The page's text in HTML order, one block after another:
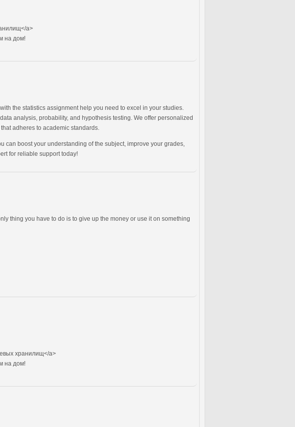
a>
на дом!
the statistics assignment help you need to excel in your studies.
analysis, probability, and hypothesis testing. We offer personalized
adheres to academic standards.
can boost your understanding of the subject, improve your grades,
for reliable support today!
thing you have to do is to give up the money or use it on something
хранилищ</a>
на дом!